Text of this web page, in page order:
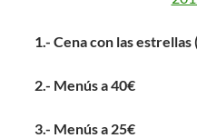
1.- Cena con las estrellas
2.- Menús a 40€
3.- Menús a 25€